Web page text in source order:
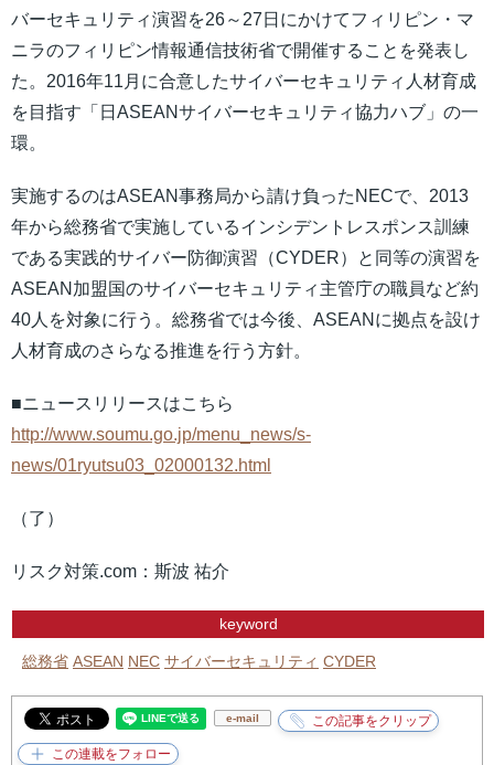
バーセキュリティ演習を26～27日にかけてフィリピン・マ
ニラのフィリピン情報通信技術省で開催することを発表し
た。2016年11月に合意したサイバーセキュリティ人材育成
を目指す「日ASEANサイバーセキュリティ協力ハブ」の一
環。
実施するのはASEAN事務局から請け負ったNECで、2013
年から総務省で実施しているインシデントレスポンス訓練
である実践的サイバー防御演習（CYDER）と同等の演習を
ASEAN加盟国のサイバーセキュリティ主管庁の職員など約
40人を対象に行う。総務省では今後、ASEANに拠点を設け
人材育成のさらなる推進を行う方針。
■ニュースリリースはこちら
http://www.soumu.go.jp/menu_news/s-
news/01ryutsu03_02000132.html
（了）
リスク対策.com：斯波 祐介
keyword
総務省 ASEAN NEC サイバーセキュリティ CYDER
e-mail